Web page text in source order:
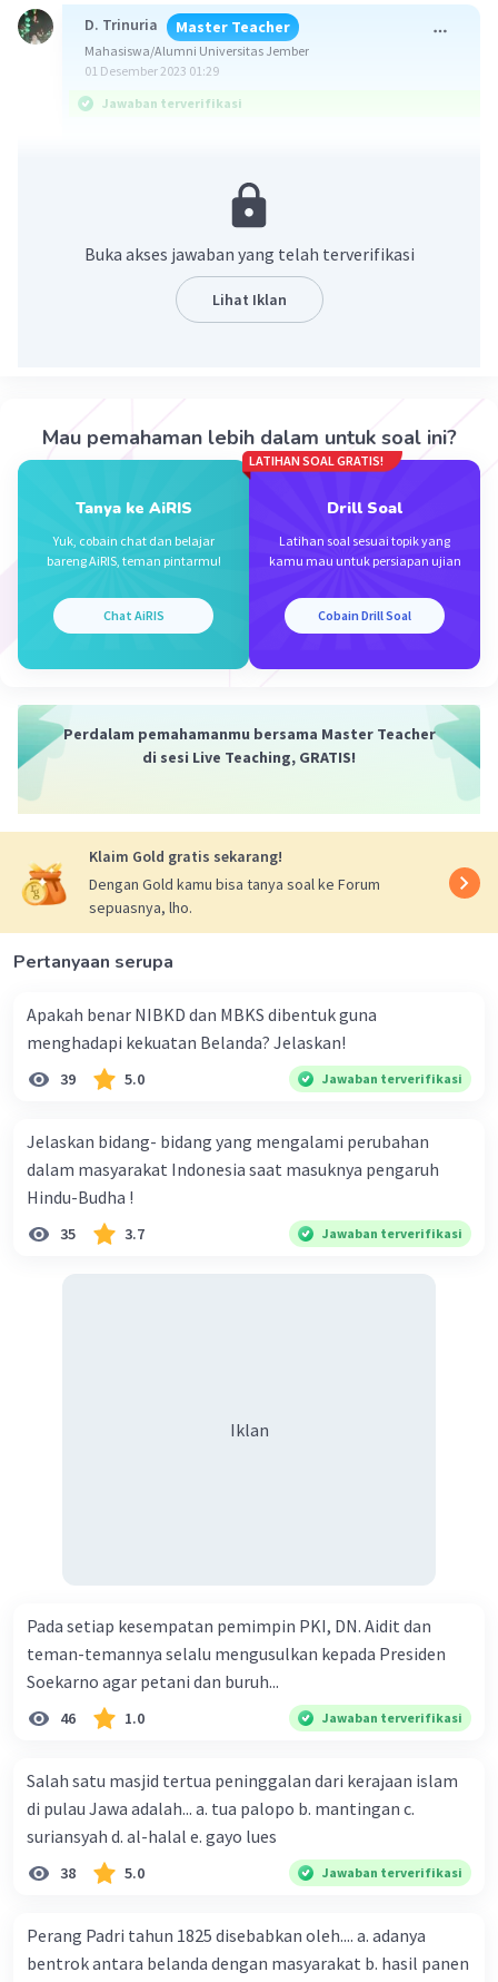
D. Trinuria Master Teacher
Mahasiswa/Alumni Universitas Jember
01 Desember 2023 01:29
Jawaban terverifikasi
menghancurkan pusat pemerintahan.
memindahkan pusat pemerintahan Kerajaan
Mataram dari Jawa Tengah ke Jawa Timur
disebabkan karena terjadinya letusan Gunung
pemindahan kerajaan adalah adanya serangan
dari Sriwijaya yang pada saat itu ingin
memperluas wilayahnya sampai Pulau Jawa.
Oleh karena itu, jawaban yang benar adalah D.
Beri Rating (0 Balas
Buka akses jawaban yang telah terverifikasi
Lihat Iklan
Mau pemahaman lebih dalam untuk soal ini?
Tanya ke AiRIS
Yuk, cobain chat dan belajar
bareng AiRIS, teman pintarmu!
Chat AiRIS
LATIHAN SOAL GRATIS!
Drill Soal
Latihan soal sesuai topik yang
kamu mau untuk persiapan ujian
Cobain Drill Soal
Perdalam pemahamanmu bersama Master Teacher
di sesi Live Teaching, GRATIS!
Klaim Gold gratis sekarang!
Dengan Gold kamu bisa tanya soal ke Forum
sepuasnya, lho.
Pertanyaan serupa
Apakah benar NIBKD dan MBKS dibentuk guna
menghadapi kekuatan Belanda? Jelaskan!
39 5.0 Jawaban terverifikasi
Jelaskan bidang- bidang yang mengalami perubahan
dalam masyarakat Indonesia saat masuknya pengaruh
Hindu-Budha !
35 3.7 Jawaban terverifikasi
Iklan
Pada setiap kesempatan pemimpin PKI, DN. Aidit dan
teman-temannya selalu mengusulkan kepada Presiden
Soekarno agar petani dan buruh...
46 1.0 Jawaban terverifikasi
Salah satu masjid tertua peninggalan dari kerajaan islam
di pulau Jawa adalah... a. tua palopo b. mantingan c.
suriansyah d. al-halal e. gayo lues
38 5.0 Jawaban terverifikasi
Perang Padri tahun 1825 disebabkan oleh.... a. adanya
bentrok antara belanda dengan masyarakat b. hasil panen